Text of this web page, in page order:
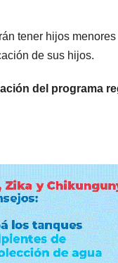
tener hijos
de sus hijos.
del programa